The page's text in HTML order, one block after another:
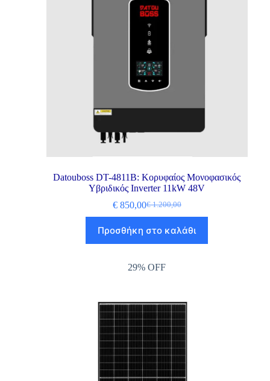
Datouboss DT-4811B: Κορυφαίος Μονοφασικός
Υβριδικός Inverter 11kW 48V
€1.200,00
€850,00
Προσθήκη στο καλάθι
29% OFF